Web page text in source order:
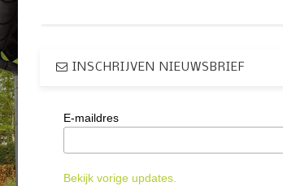
INSCHRIJVEN NIEUWSBRIEF
E-maildres
Bekijk vorige updates.